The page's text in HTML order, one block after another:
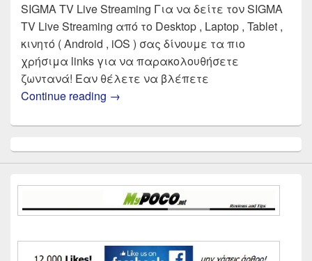
SIGMA TV Live Streaming Για να δείτε τον SIGMA
TV Live Streaming από το Desktop , Laptop , Tablet ,
κινητό ( Android , iOS ) σας δίνουμε τα πιο
χρήσιμα links για να παρακολουθήσετε
ζωντανά! Εαν θέλετε να βλέπετε
Continue reading SIGMA TV Live Streaming | Δες
→
Sidebar
Widget